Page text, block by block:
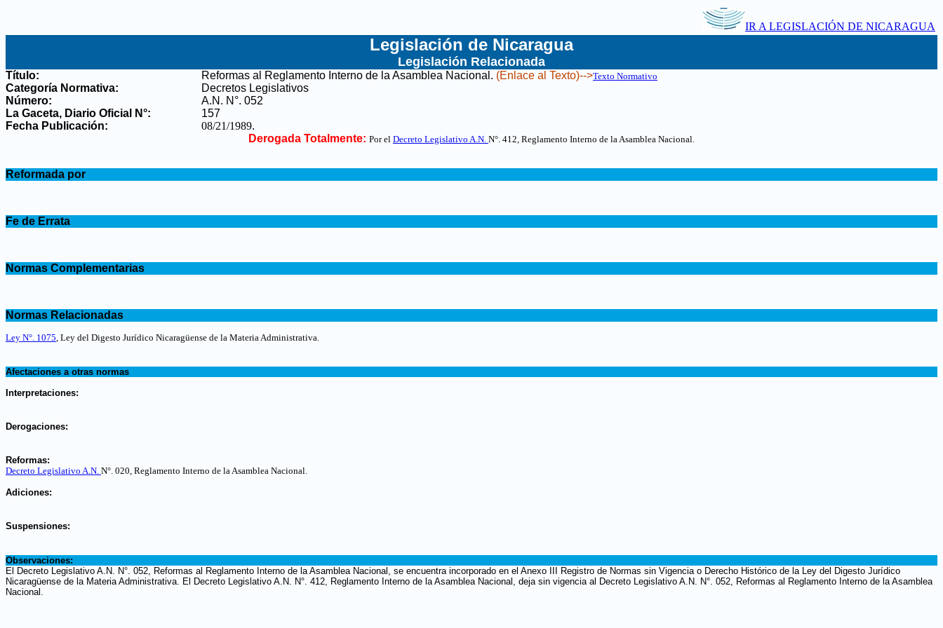
IR A LEGISLACIÓN DE NICARAGUA
Legislación de Nicaragua
Legislación Relacionada
Título: Reformas al Reglamento Interno de la Asamblea Nacional . (Enlace al Texto)-->Texto Normativo
Categoría Normativa:
Decretos Legislativos
Número:
A.N. N°. 052
La Gaceta, Diario Oficial N°:
157
Fecha Publicación:
08/21/1989.
Derogada Totalmente: Por el Decreto Legislativo A.N. N°. 412, Reglamento Interno de la Asamblea Nacional.
Reformada por
Fe de Errata
Normas Complementarias
Normas Relacionadas
Ley N°. 1075, Ley del Digesto Jurídico Nicaragüense de la Materia Administrativa.
Afectaciones a otras normas
Interpretaciones:
Derogaciones:
Reformas:
Decreto Legislativo A.N. N°. 020, Reglamento Interno de la Asamblea Nacional.
Adiciones:
Suspensiones:
Observaciones:
El Decreto Legislativo A.N. N°. 052, Reformas al Reglamento Interno de la Asamblea Nacional, se encuentra incorporado en el Anexo III Registro de Normas sin Vigencia o Derecho Histórico de la Ley del Digesto Jurídico
Nicaragüense de la Materia Administrativa. El Decreto Legislativo A.N. N°. 412, Reglamento Interno de la Asamblea Nacional, deja sin vigencia al Decreto Legislativo A.N. N°. 052, Reformas al Reglamento Interno de la Asamblea
Nacional.